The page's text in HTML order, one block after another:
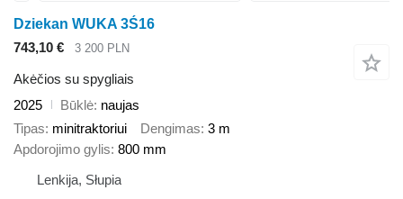
Dziekan WUKA 3Ś16
743,10 €
3 200 PLN
Akėčios su spygliais
2025
Būklė naujas
Tipas minitraktoriui Dengimas 3 m
Apdorojimo gylis 800 mm
Lenkija, Słupia